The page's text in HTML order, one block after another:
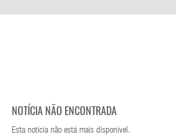
NOTÍCIA NÃO ENCONTRADA
Esta notícia não está mais disponível.